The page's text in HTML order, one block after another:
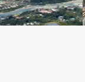
3 4 5 6 7